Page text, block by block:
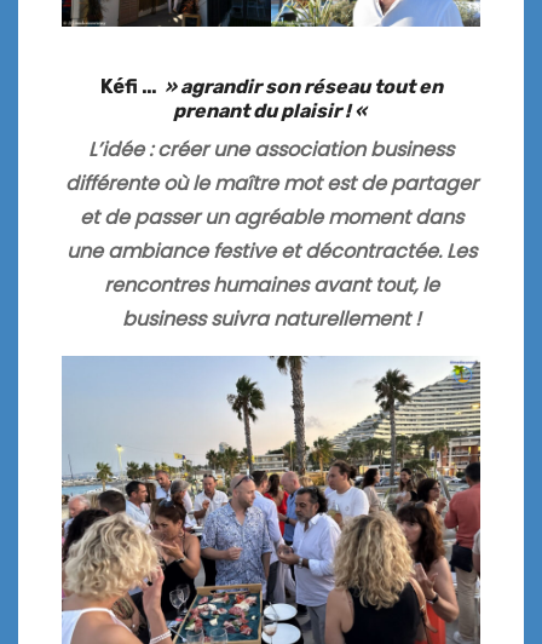
Kéfi … » agrandir son réseau tout en
prenant du plaisir ! «
L’idée : créer une association business
différente où le maître mot est de partager
et de passer un agréable moment dans
une ambiance festive et décontractée. Les
rencontres humaines avant tout, le
business suivra naturellement !